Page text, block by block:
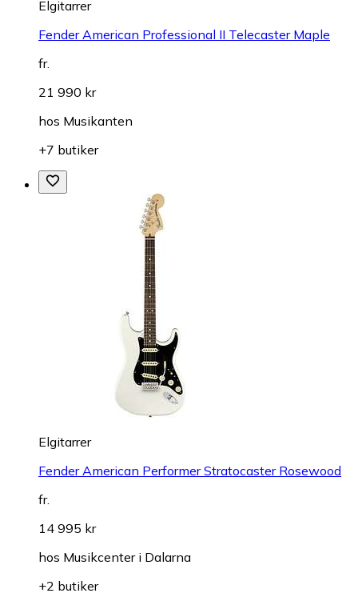
Elgitarrer
Fender American Professional II Telecaster Maple
fr.
21 990 kr
hos Musikanten
+7 butiker
Elgitarrer
Fender American Performer Stratocaster Rosewood
fr.
14 995 kr
hos Musikcenter i Dalarna
+2 butiker